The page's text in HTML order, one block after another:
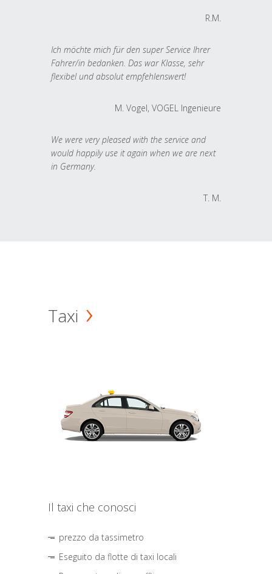
R.M.
Ich möchte mich für den super Service Ihrer
Fahrer/in bedanken. Das war Klasse, sehr
flexibel und absolut empfehlenswert!
M. Vogel, VOGEL Ingenieure
We were very pleased with the service and
would happily use it again when we are next
in Germany.
T. M.
Taxi
Il taxi che conosci
prezzo da tassimetro
Eseguito da flotte di taxi locali